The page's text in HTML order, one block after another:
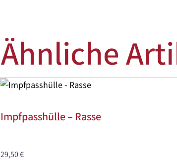
Ähnliche
Impfpasshülle – Rasse
29,50€